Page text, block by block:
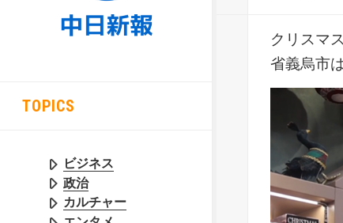
TOPICS
ビジネス
政治
カルチャー
クリスマ
省義烏市